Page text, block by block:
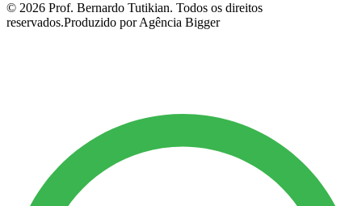
© 2026 Prof. Bernardo Tutikian. Todos os direitos
reservados.Produzido por Agência Bigger